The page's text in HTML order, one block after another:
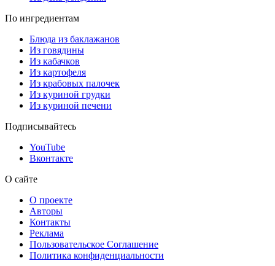
По ингредиентам
Блюда из баклажанов
Из говядины
Из кабачков
Из картофеля
Из крабовых палочек
Из куриной грудки
Из куриной печени
Подписывайтесь
YouTube
Вконтакте
О сайте
О проекте
Авторы
Контакты
Реклама
Пользовательское Соглашение
Политика конфиденциальности